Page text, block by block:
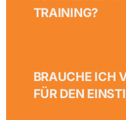
TRAINING?
BRAUCHE ICH
FÜR DEN